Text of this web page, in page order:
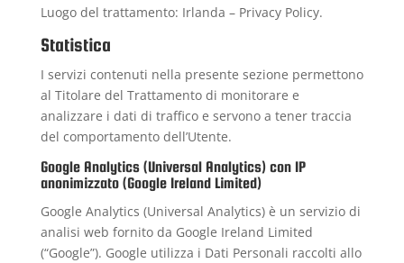
Luogo del trattamento: Irlanda – Privacy Policy.
Statistica
I servizi contenuti nella presente sezione permettono
al Titolare del Trattamento di monitorare e
analizzare i dati di traffico e servono a tener traccia
del comportamento dell’Utente.
Google Analytics (Universal Analytics) con IP
anonimizzato (Google Ireland Limited)
Google Analytics (Universal Analytics) è un servizio di
analisi web fornito da Google Ireland Limited
(“Google”). Google utilizza i Dati Personali raccolti allo